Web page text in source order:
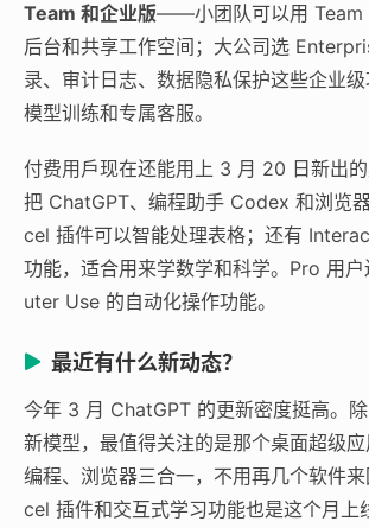
Team 和企业版——小团队可以用 Team
后台和共享工作空间；大公司选
录、审计日志、数据隐私保护这些企业
模型训练和专属客服。
付费用戶现在还能用上 3 月 20 日新出的
把 ChatGPT、编程助手 Codex 和浏览
cel 插件可以智能处理表格；还有
功能，适合用来学数学和科学。Pro 用
uter Use 的自动化操作功能。
最近有什么新动态？
今年 3 月 ChatGPT 的更新密度挺高。
新模型，最值得关注的是那个桌面超级
编程、浏览器三合一，不用再几个软件
cel 插件和交互式学习功能也是这个月上